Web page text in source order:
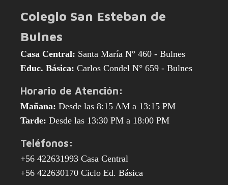
Colegio San Esteban de
Bulnes
Casa Central: Santa María N° 460 - Bulnes
Educ. Básica: Carlos Condel N° 659 - Bulnes
Horario de Atención:
Mañana: Desde las 8:15 AM a 13:15 PM
Tarde: Desde las 13:30 PM a 18:00 PM
Teléfonos:
+56 422631993 Casa Central
+56 422630170 Ciclo Ed. Básica